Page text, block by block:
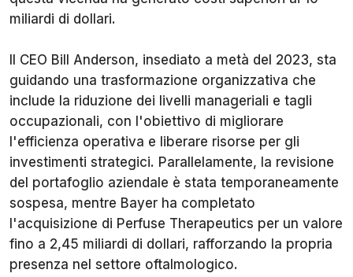
miliardi di dollari.
Il CEO Bill Anderson, insediato a metà del 2023, sta
guidando una trasformazione organizzativa che
include la riduzione dei livelli manageriali e tagli
occupazionali, con l'obiettivo di migliorare
l'efficienza operativa e liberare risorse per gli
investimenti strategici. Parallelamente, la revisione
del portafoglio aziendale è stata temporaneamente
sospesa, mentre Bayer ha completato
l'acquisizione di Perfuse Therapeutics per un valore
fino a 2,45 miliardi di dollari, rafforzando la propria
presenza nel settore oftalmologico.